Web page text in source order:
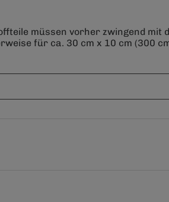
müssen vorher zwingend
für ca. 30 cm x 10 cm (300